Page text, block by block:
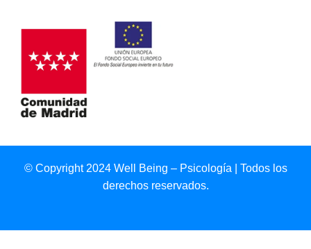
© Copyright 2024 Well Being – Psicología | Todos los
derechos reservados.